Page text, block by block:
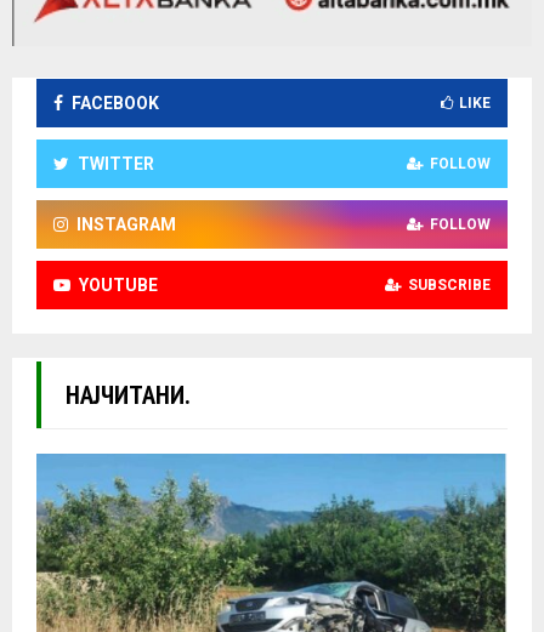
FACEBOOK LIKE
TWITTER FOLLOW
INSTAGRAM FOLLOW
YOUTUBE SUBSCRIBE
НАЈЧИТАНИ.